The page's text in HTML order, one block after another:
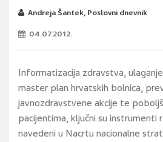
Andreja Šantek, Poslovni dnevnik
04.07.2012.
Informatizacija zdravstva,
master plan hrvatskih bolnica,
javnozdravstvene akcije te
pacijentima, ključni su instrumenti
navedeni u Nacrtu nacionalne